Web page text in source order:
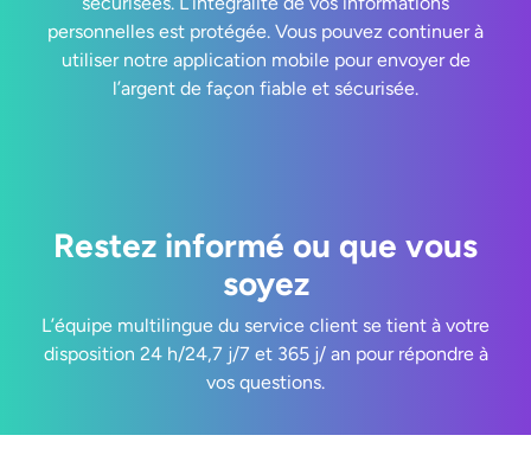
personnelles est protégée. Vous pouvez continuer à
utiliser notre application mobile pour envoyer de
l’argent de façon fiable et sécurisée.
Restez informé ou que vous
soyez
L’équipe multilingue du service client se tient à votre
disposition 24 h/24,7 j/7 et 365 j/ an pour répondre à
vos questions.